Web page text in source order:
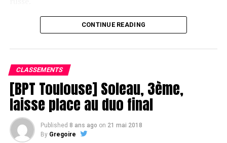
Le champagne va réchauffer si les deux finalistes ne se décident pas !
CONTINUE READING
CLASSEMENTS
[BPT Toulouse] Soleau, 3ème,
laisse place au duo final
Published 8 ans ago on 21 mai 2018
By Gregoire